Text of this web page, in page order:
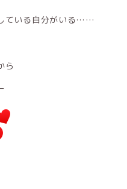
ている自分がいる……
ら